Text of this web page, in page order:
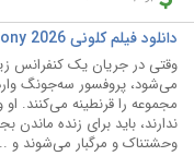
دانلود فیلم کلونی Colony 2026 با دوبله فارسی
وقتی در جریان یک کنفرانس
می‌شود، پروفسور سه‌جونگ
مجموعه را قرنطینه می‌کنند. او
ندارند، باید برای زنده ماندن
وحشتناک و مرگبار می‌شوند و